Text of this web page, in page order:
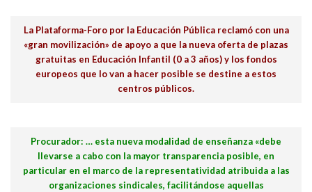
La Plataforma-Foro por la Educación Pública reclamó con una
«gran movilización» de apoyo a que la nueva oferta de plazas
gratuitas en Educación Infantil (0 a 3 años) y los fondos
europeos que lo van a hacer posible se destine a estos
centros públicos.
Procurador: … esta nueva modalidad de enseñanza «debe
llevarse a cabo con la mayor transparencia posible, en
particular en el marco de la representatividad atribuida a las
organizaciones sindicales, facilitándose aquellas